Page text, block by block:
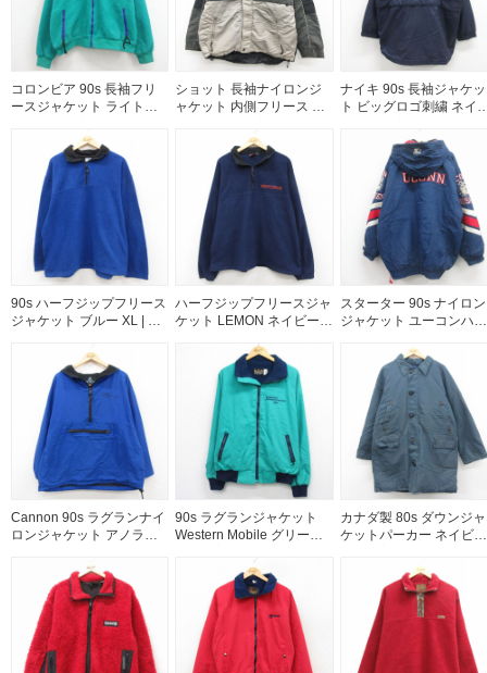
コロンビア 90s 長袖フリ
ースジャケット ライトブ
ショット 長袖ナイロンジ
ャケット 内側フリース グ
ナイキ 90s 長袖ジャケッ
ト ビッグロゴ刺繍 ネイ
90s ハーフジップフリース
ジャケット ブルー XL | 古
ハーフジップフリースジャ
ケット LEMON ネイビー
スターター 90s ナイロン
ジャケット ユーコンハス
Cannon 90s ラグランナイ
ロンジャケット アノラッ
90s ラグランジャケット
Western Mobile グリーン
カナダ製 80s ダウンジャ
ケットパーカー ネイビー